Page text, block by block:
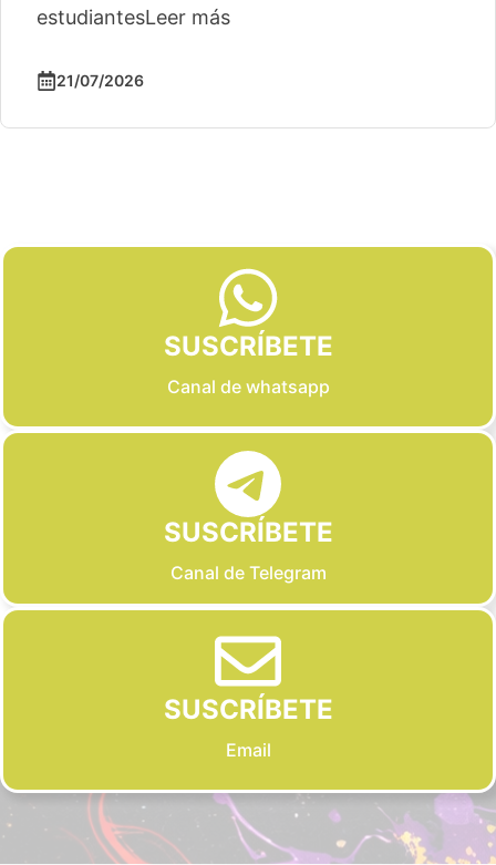
estudiantesLeer más
21/07/2026
SUSCRÍBETE
Canal de whatsapp
SUSCRÍBETE
Canal de Telegram
SUSCRÍBETE
Email